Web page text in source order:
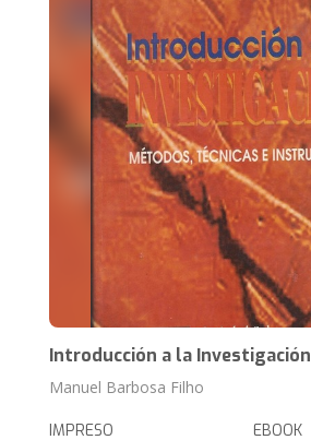
Introducción a la Investigación
Manuel Barbosa Filho
IMPRESO EBOOK